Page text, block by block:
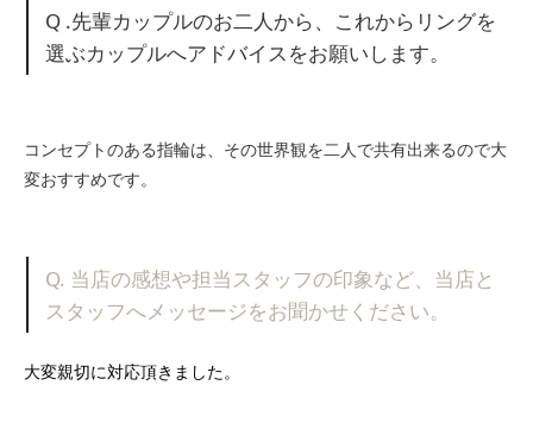
Q .先輩カップルのお二人から、これからリングを
選ぶカップルへアドバイスをお願いします。
コンセプトのある指輪は、その世界観を二人で共有出来るので大
変おすすめです。
Q. 当店の感想や担当スタッフの印象など、当店と
スタッフへメッセージをお聞かせください。
大変親切に対応頂きました。